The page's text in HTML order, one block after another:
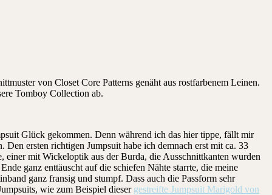
von Closet Core Patterns genäht aus rostfarbenem Leinen.
Tomboy Collection ab.
Glück gekommen. Denn während ich das hier tippe, fällt mir
ersten richtigen Jumpsuit habe ich demnach erst mit ca. 33
einer mit Wickeloptik aus der Burda, die Ausschnittkanten wurden
ganz enttäuscht auf die schiefen Nähte starrte, die meine
ganz fransig und stumpf. Dass auch die Passform sehr
wie zum Beispiel dieser gestreifte Jumpsuit Marigold von